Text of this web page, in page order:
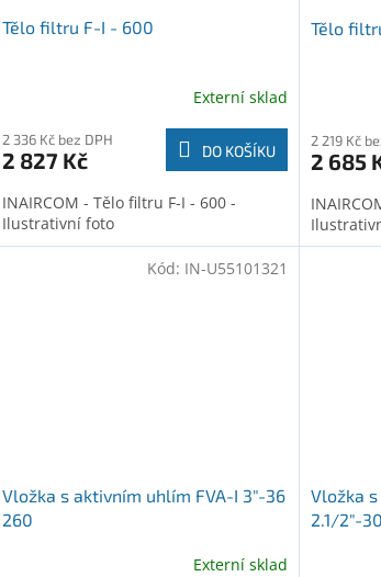
Tělo filtru F-I - 600
Externí sklad
2 336 Kč bez DPH
2 827 Kč DO KOŠÍKU
INAIRCOM - Tělo filtru F-I - 600 -
Ilustrativní foto
Tělo
2 219 Kč
2 685
Vložka s aktivním uhlím FVA-I 3"-36
260
Externí sklad
Kód: IN-U55101321
Vložka
2.1/2"-